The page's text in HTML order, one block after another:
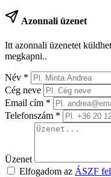
Azonnali üzenet
Itt azonnali üzenetet
megkapni..
Név *
Cég neve
Email cím *
Telefonszám *
Üzenet
Elfogadom az ÁSZF